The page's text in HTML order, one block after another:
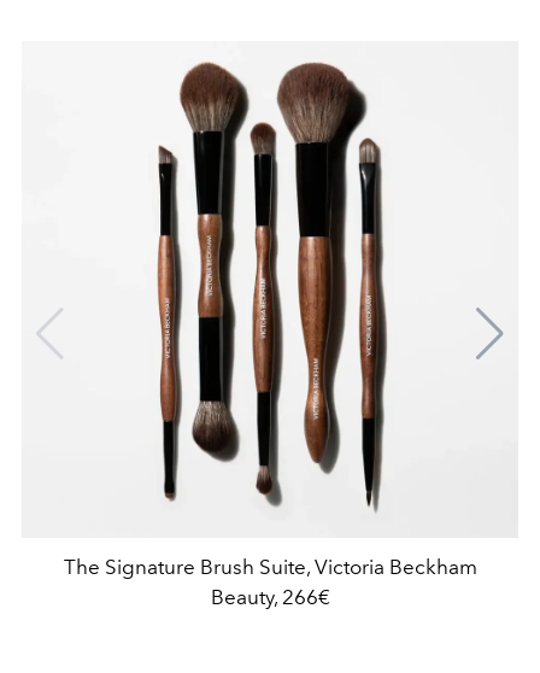
The Signature Brush Suite, Victoria Beckham
Beauty, 266€